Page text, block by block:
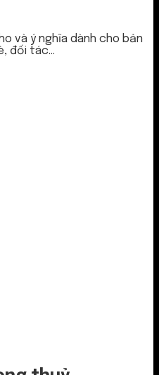
và ý nghĩa dành cho bản
đối tác...